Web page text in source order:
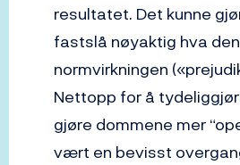
resultatet. Det kunne
fastslå nøyaktig hva
normvirkningen
Nettopp for å
gjøre dommene mer
vært en bevisst